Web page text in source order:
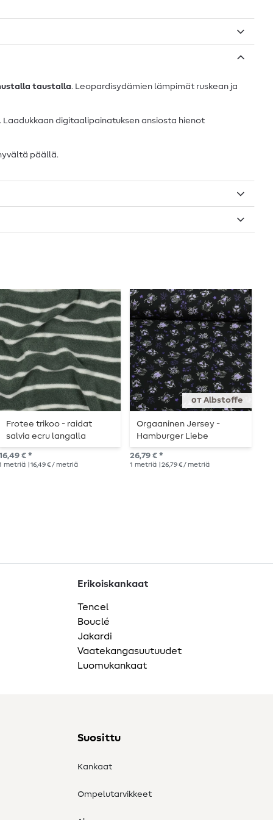
taustalla. Leopardisydämien lämpimät ruskean ja
Laadukkaan digitaalipainatuksen ansiosta hienot
päällä.
Frotee trikoo - raidat
salvia ecru langalla
värjättyä
€ *
metriä | 16,49 € / metriä
от Albstoffe
Orgaaninen Jersey -
Hamburger Liebe
Digitaalipainatus Beetles
& Bugs Tickle Musta
26,79 € *
1 metriä | 26,79 € / metriä
Erikoiskankaat
Tencel
Bouclé
Jakardi
Vaatekangasuutuudet
Luomukankaat
Suosittu
Kankaat
Ompelutarvikkeet